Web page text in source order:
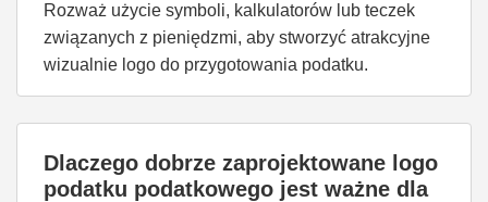
Rozważ użycie symboli, kalkulatorów lub teczek
związanych z pieniędzmi, aby stworzyć atrakcyjne
wizualnie logo do przygotowania podatku.
Dlaczego dobrze zaprojektowane logo
podatku podatkowego jest ważne dla